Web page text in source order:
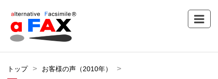
トップ お客様の声（2010年）